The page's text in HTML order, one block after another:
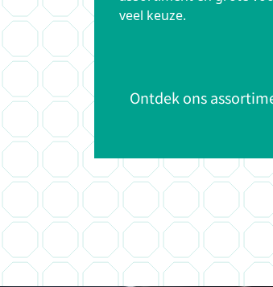
veel keuze.
Ontdek ons